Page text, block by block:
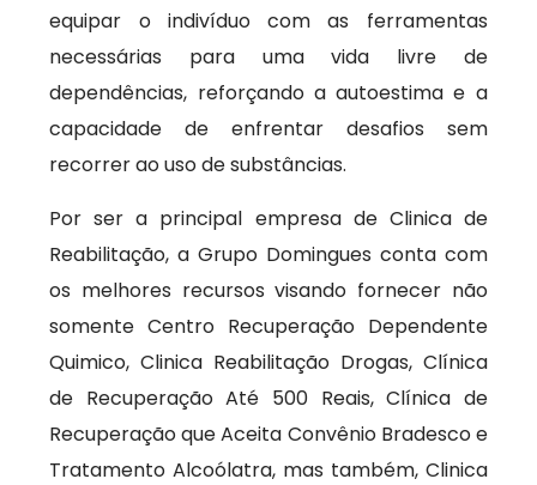
equipar o indivíduo com as ferramentas
necessárias para uma vida livre de
dependências, reforçando a autoestima e a
capacidade de enfrentar desafios sem
recorrer ao uso de substâncias.
Por ser a principal empresa de Clinica de
Reabilitação, a Grupo Domingues conta com
os melhores recursos visando fornecer não
somente Centro Recuperação Dependente
Quimico, Clinica Reabilitação Drogas, Clínica
de Recuperação Até 500 Reais, Clínica de
Recuperação que Aceita Convênio Bradesco e
Tratamento Alcoólatra, mas também, Clinica